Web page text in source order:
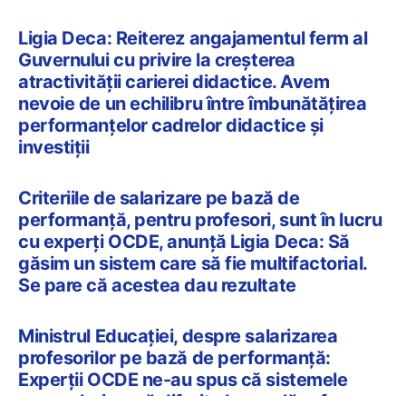
Ligia Deca: Reiterez angajamentul ferm al
Guvernului cu privire la creșterea
atractivității carierei didactice. Avem
nevoie de un echilibru între îmbunătățirea
performanțelor cadrelor didactice și
investiții
Criteriile de salarizare pe bază de
performanță, pentru profesori, sunt în lucru
cu experți OCDE, anunță Ligia Deca: Să
găsim un sistem care să fie multifactorial.
Se pare că acestea dau rezultate
Ministrul Educației, despre salarizarea
profesorilor pe bază de performanță:
Experții OCDE ne-au spus că sistemele